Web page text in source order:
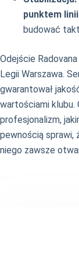
punktem
budować
Odejście
Legii Warszawa.
gwarantował
wartościami klubu.
profesjonalizm,
pewnością sprawi,
niego zawsze